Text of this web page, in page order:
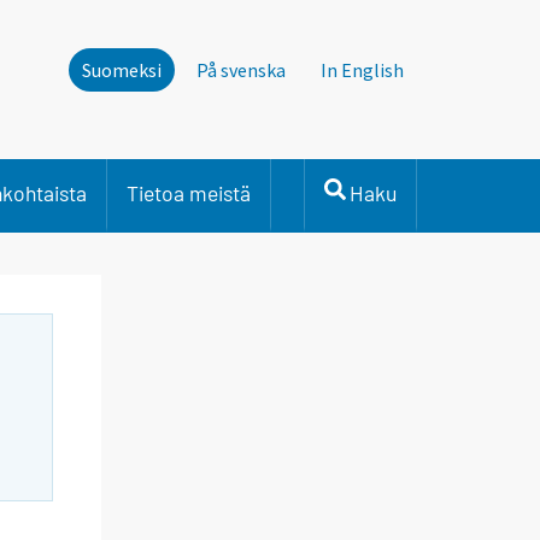
Suomeksi På svenska In English
Tietoa meistä Haku